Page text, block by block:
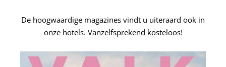
De hoogwaardige magazines vindt u uiteraard ook in
onze hotels. Vanzelfsprekend kosteloos!